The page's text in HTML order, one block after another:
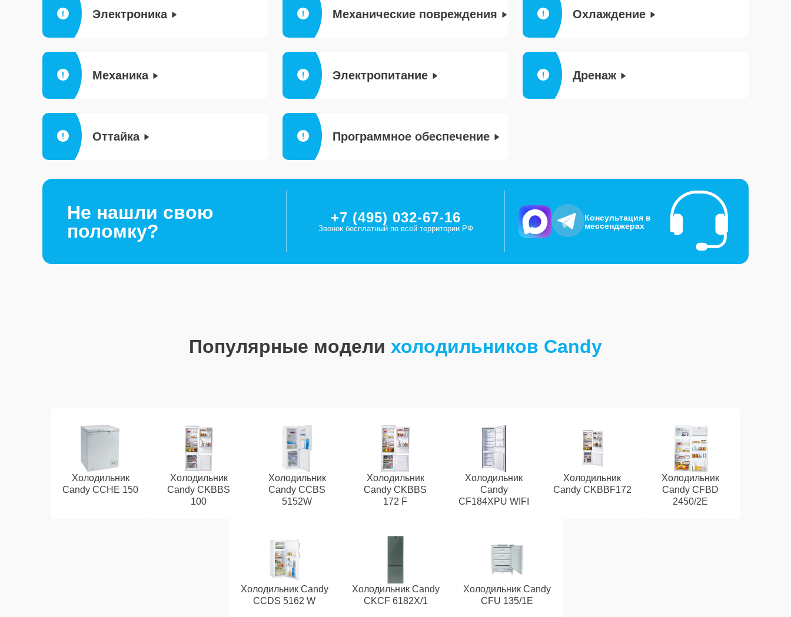
Электроника Механические повреждения Охлаждение
Механика Электропитание Дренаж
Оттайка Программное обеспечение
Не нашли свою
поломку?
+7 (495) 032-67-16
Звонок бесплатный по всей территории РФ
Консультация в
мессенджерах
Популярные модели холодильников Candy
Холодильник
Candy CCHE 150
Холодильник
Candy CKBBS
100
Холодильник
Candy CCBS
5152W
Холодильник
Candy CKBBS
172 F
Холодильник
Candy
CF184XPU WIFI
Холодильник
Candy CKBBF172
Холодильник
Candy CFBD
2450/2E
Холодильник Candy
CCDS 5162 W
Холодильник Candy
CKCF 6182X/1
Холодильник Candy
CFU 135/1E